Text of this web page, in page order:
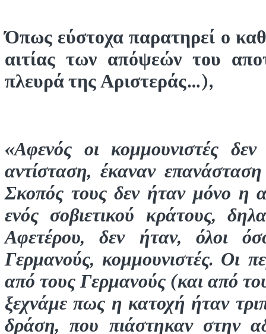
Όπως εύστοχα παρατηρεί ο
αιτίας των απόψεών του
πλευρά της Αριστεράς…),
«Αφενός οι κομμουνιστές
αντίσταση, έκαναν
Σκοπός τους δεν ήταν μόνο η
ενός σοβιετικού κράτους,
Αφετέρου, δεν ήταν, όλοι
Γερμανούς, κομμουνιστές. Οι
από τους Γερμανούς (και από
ξεχνάμε πως η κατοχή ήταν
δράση, που πιάστηκαν στην